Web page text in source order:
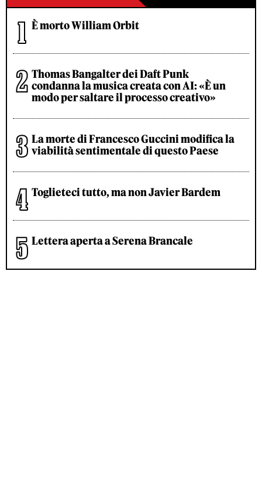
È morto William Orbit
Thomas Bangalter dei Daft Punk
condanna la musica creata con AI: «È un
modo per saltare il processo creativo»
La morte di Francesco Guccini modifica la
viabilità sentimentale di questo Paese
Toglieteci tutto, ma non Javier Bardem
Lettera aperta a Serena Brancale